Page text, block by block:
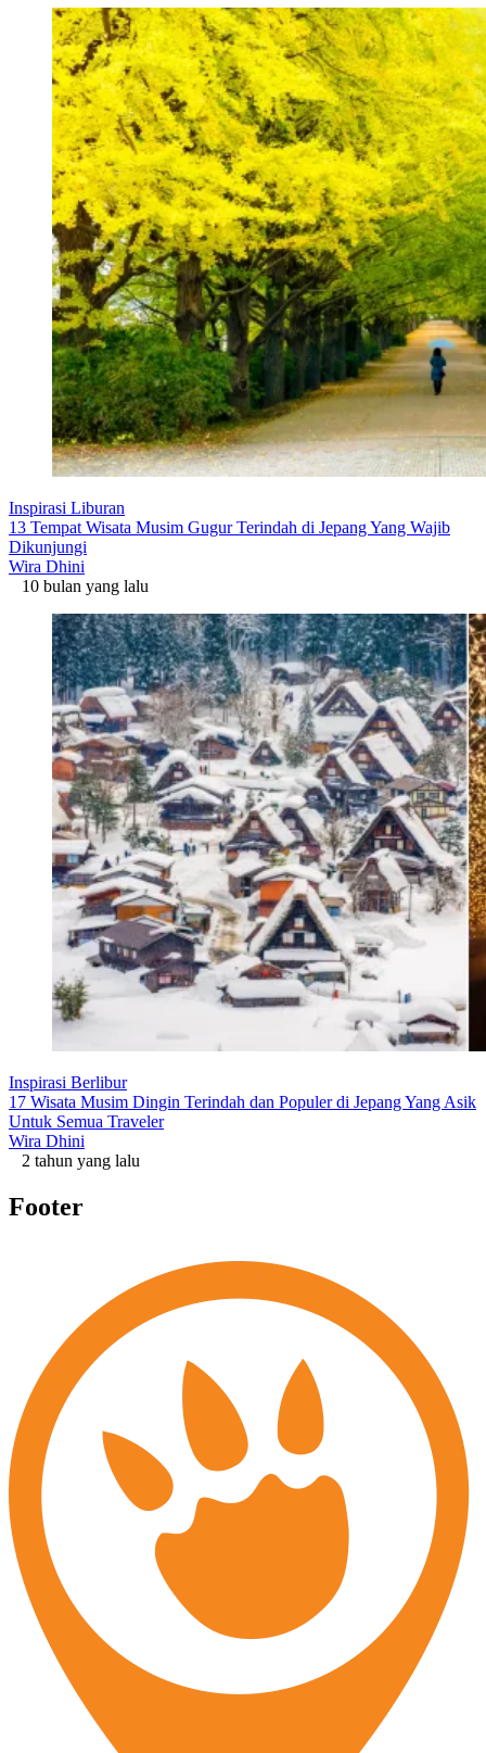
Inspirasi Liburan
13 Tempat Wisata Musim Gugur Terindah di Jepang Yang Wajib
Dikunjungi
Wira Dhini
10 bulan yang lalu
Inspirasi Berlibur
17 Wisata Musim Dingin Terindah dan Populer di Jepang Yang Asik
Untuk Semua Traveler
Wira Dhini
2 tahun yang lalu
Footer